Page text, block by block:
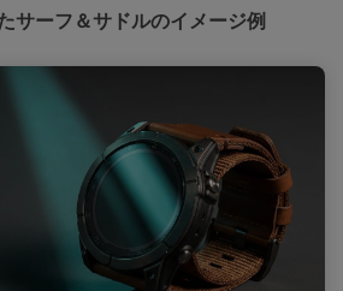
サーフ＆サドルのイメージ例